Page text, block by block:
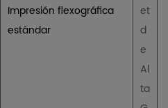
Impresión flexográfica
estándar
et
d
e
Al
ta